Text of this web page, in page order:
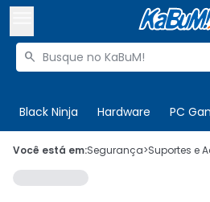
Buscar produtos

Black Ninja Hardware PC
 Olá. Acesse sua conta
 Departamentos
Você está em:Segurança>Suportes e